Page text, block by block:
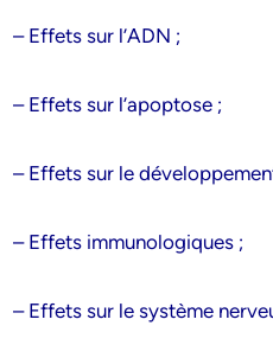
– Effets sur l’ADN ;
– Effets sur l’apoptose ;
– Effets sur le
– Effets immunologiques ;
– Effets sur le système